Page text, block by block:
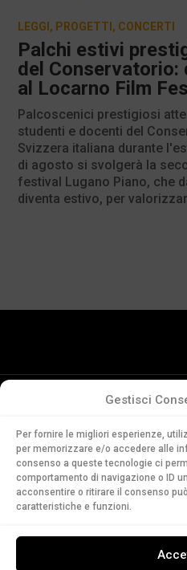
Gestisci
Per fornire le migliori esperienze,
per memorizzare e/o accedere alle
consenso a queste tecnologie ci
comportamento di navigazione o ID
acconsentire o ritirare il consenso
caratteristiche e funzioni.
Palchi estivi
del Conservatorio:
al Locarno Film
LEGGI, PROGETTI, CONCERTI
Palcoscenici prestigiosi
studenti e docenti del
Svizzera italiana durante
di agosto si svolgerà la
festival Lugano Piano, che
diventa estivo, per
della
Via
CH-6900
T. +41 91